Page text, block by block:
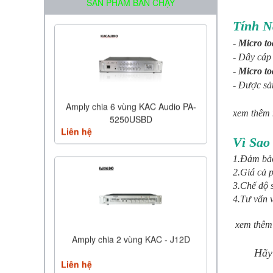
Tính
- Micro
- Dây
- Micro
- Được
xem
Vì
1.Đảm
2.Giá cả
3.Chế độ
4.Tư vấn
xem
Hãy
SẢN PHẨM BÁN CHẠY
Amply chia 6 vùng KAC Audio PA-
5250USBD
Liên hệ
Amply chia 2 vùng KAC - J12D
Liên hệ